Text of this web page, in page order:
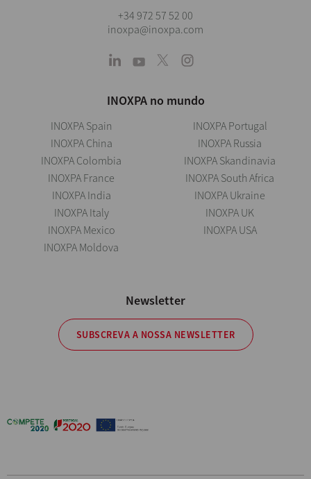
+34 972 57 52 00
inoxpa@inoxpa.com
INOXPA no mundo
INOXPA Spain
INOXPA China
INOXPA Colombia
INOXPA France
INOXPA India
INOXPA Italy
INOXPA Mexico
INOXPA Moldova
INOXPA Portugal
INOXPA Russia
INOXPA Skandinavia
INOXPA South Africa
INOXPA Ukraine
INOXPA UK
INOXPA USA
Newsletter
SUBSCREVA A NOSSA NEWSLETTER